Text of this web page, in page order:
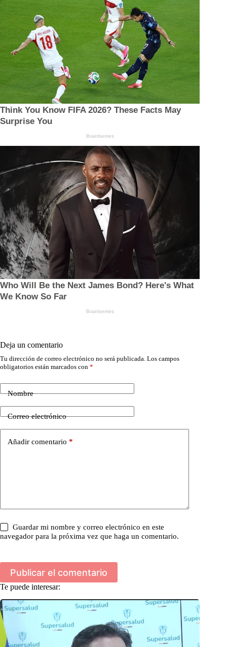
Deja un comentario
Tu dirección de correo electrónico no será publicada. Los campos
obligatorios están marcados con *
Nombre
Correo electrónico
Añadir comentario *
Guardar mi nombre y correo electrónico en este
navegador para la próxima vez que haga un comentario.
Publicar el comentario
Te puede interesar: